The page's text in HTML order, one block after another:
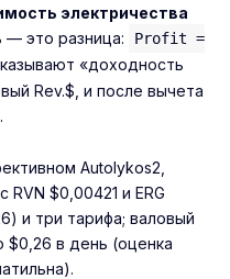
электричества
— это разница:
Profit =
«доходность
Rev.$, и после вычета
Autolykos2,
RVN $0,00421 и ERG
и три тарифа; валовый
в день (оценка